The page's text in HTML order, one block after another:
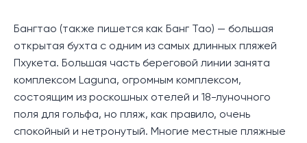
Бангтао (также пишется как Банг Тао) — большая
открытая бухта с одним из самых длинных пляжей
Пхукета. Большая часть береговой линии занята
комплексом Laguna, огромным комплексом,
состоящим из роскошных отелей и 18-луночного
поля для гольфа, но пляж, как правило, очень
спокойный и нетронутый. Многие местные пляжные